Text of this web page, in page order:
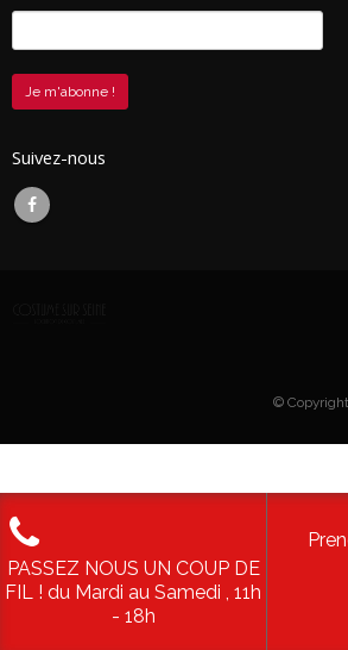
Suivez-nous
©
PASSEZ NOUS UN COUP DE
FIL ! du Mardi au Samedi , 11h
- 18h